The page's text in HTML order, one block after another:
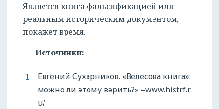
Является книга фальсификацией или
реальным историческим документом,
покажет время.
Источники:
Евгений Сухарников. «Велесова книга»:
можно ли этому верить?» –www.histrf.r
u/